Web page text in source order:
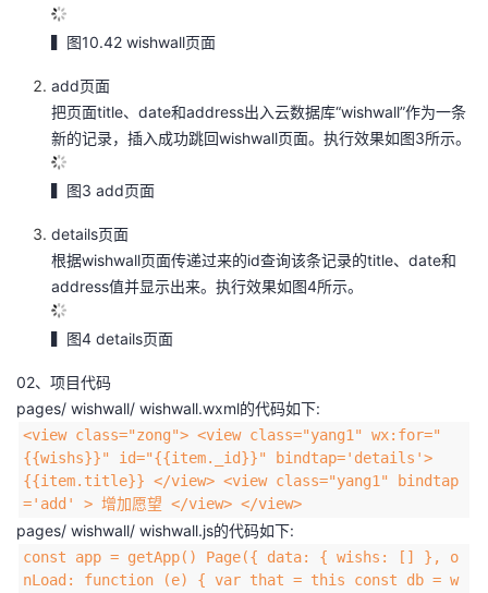
子
直
播
的
活
动
我
的
关
注
课
程
的
认
证
我
的
实
验
我
的
收
藏
术
支
持
云
声
建
▍图10.42 wishwall页面
add页面
把页面title、date和address出入云数据库“wishwall”作为一条
新的记录，插入成功跳回wishwall页面。执行效果如图3所示。
▍图3 add页面
details页面
根据wishwall页面传递过来的id查询该条记录的title、date和
address值并显示出来。执行效果如图4所示。
▍图4 details页面
02、项目代码
pages/ wishwall/ wishwall.wxml的代码如下:
<view class="zong"> <view class="yang1" wx:for="
{{wishs}}" id="{{item._id}}" bindtap='details'>
{{item.title}} </view> <view class="yang1" bindtap
='add' > 增加愿望 </view> </view>
pages/ wishwall/ wishwall.js的代码如下:
const app = getApp() Page({ data: { wishs: [] }, o
nLoad: function (e) { var that = this const db = w